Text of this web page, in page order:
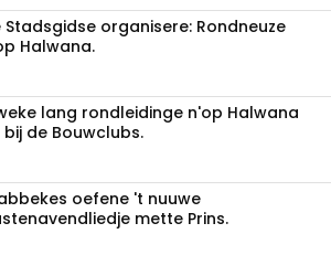
Stadsgidse organisere: Rondneuze
Halwana.
lang rondleidinge n'op Halwana
bij de Bouwclubs.
oefene 't nuuwe
mette Prins.